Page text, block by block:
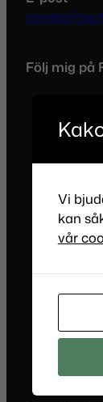
Följ mig på
Vi
kan
vår